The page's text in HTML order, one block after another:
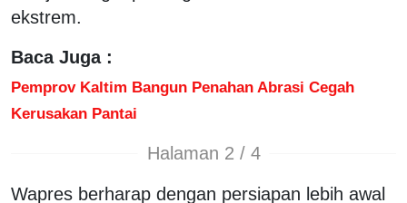
ekstrem.
Baca Juga :
Pemprov Kaltim Bangun Penahan Abrasi Cegah
Kerusakan Pantai
Halaman 2 / 4
Wapres berharap dengan persiapan lebih awal